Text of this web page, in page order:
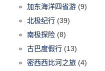
加东海洋四省游 (9)
北极纪行 (39)
南极探险 (8)
古巴度假行 (13)
密西西比河之旅 (4)